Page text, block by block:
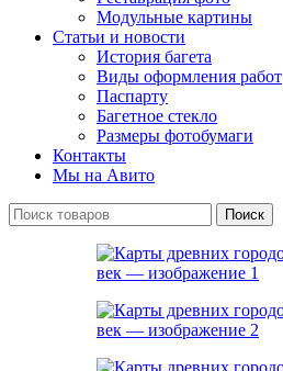
Модульные картины
Статьи и новости
История багета
Виды оформления работ
Паспарту
Багетное стекло
Размеры фотобумаги
Контакты
Мы на Авито
Поиск